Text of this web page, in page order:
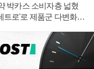
박카스 소비자층 넓혔
트로'로 제품군 다변화